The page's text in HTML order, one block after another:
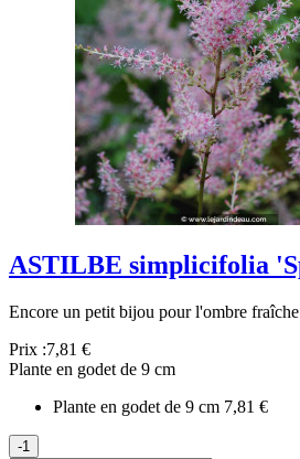
ASTILBE simplicifolia
Encore un petit bijou pour l'ombre
Prix :7,81 €
Plante en godet de 9 cm
Plante en godet de 9 cm 7,81 €
-1